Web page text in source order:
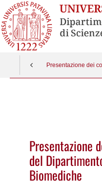
Presentazione dei
Presentazione
del
Biomediche